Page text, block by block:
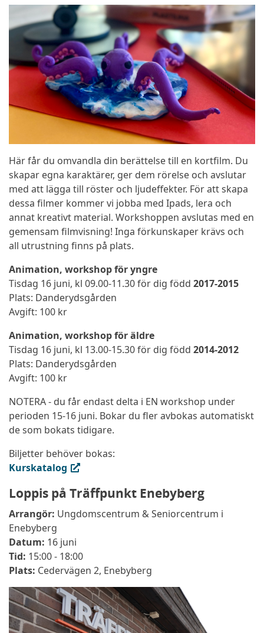
Här får du omvandla din berättelse till en kortfilm. Du
skapar egna karaktärer, ger dem rörelse och avslutar
med att lägga till röster och ljudeffekter. För att skapa
dessa filmer kommer vi jobba med Ipads, lera och
annat kreativt material. Workshoppen avslutas med en
gemensam filmvisning! Inga förkunskaper krävs och
all utrustning finns på plats.
Animation, workshop för yngre
Tisdag 16 juni, kl 09.00-11.30 för dig född 2017-2015
Plats: Danderydsgården
Avgift: 100 kr
Animation, workshop för äldre
Tisdag 16 juni, kl 13.00-15.30 för dig född 2014-2012
Plats: Danderydsgården
Avgift: 100 kr
NOTERA - du får endast delta i EN workshop under
perioden 15-16 juni. Bokar du fler avbokas automatiskt
de som bokats tidigare.
Biljetter behöver bokas:
Kurskatalog
(extern länk, öppnas i ny flik)
Loppis på Träffpunkt Enebyberg
Arrangör: Ungdomscentrum & Seniorcentrum i
Enebyberg
Datum: 16 juni
Tid: 15:00 - 18:00
Plats: Cedervägen 2, Enebyberg